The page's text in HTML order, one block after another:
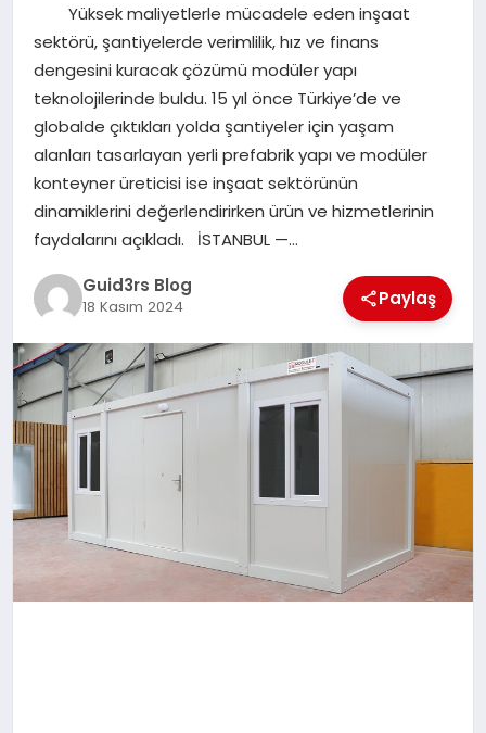
EKONOMI
MAGAZIN
EĞITIM
Yüksek maliyetlerle mücadele eden inşaat
sektörü, şantiyelerde verimlilik, hız ve finans
dengesini kuracak çözümü modüler yapı
teknolojilerinde buldu. 15 yıl önce Türkiye’de ve
globalde çıktıkları yolda şantiyeler için yaşam
alanları tasarlayan yerli prefabrik yapı ve modüler
konteyner üreticisi ise inşaat sektörünün
dinamiklerini değerlendirirken ürün ve hizmetlerinin
faydalarını açıkladı. İSTANBUL —…
Guid3rs Blog
18 Kasım 2024 Paylaş